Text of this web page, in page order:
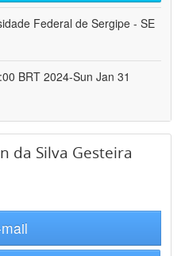
Federal de Sergipe - SE
BRT 2024-Sun Jan 31
da Silva Gesteira